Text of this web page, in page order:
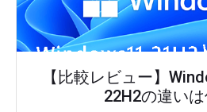
【比較レビュー】
22H2の違いは